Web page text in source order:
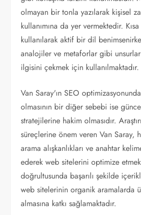
olmayan bir tonla yazılarak kişisel
kullanımına da yer vermektedir.
kullanılarak aktif bir dil
analojiler ve metaforlar gibi
ilgisini çekmek için kullanılmaktadır.
Van Saray'ın SEO
olmasının bir diğer sebebi ise
stratejilerine hakim olmasıdır.
süreçlerine önem veren Van Saray,
arama alışkanlıkları ve anahtar
ederek web sitelerini optimize
doğrultusunda başarılı şekilde
web sitelerinin organik aramalarda
almasına katkı sağlamaktadır.